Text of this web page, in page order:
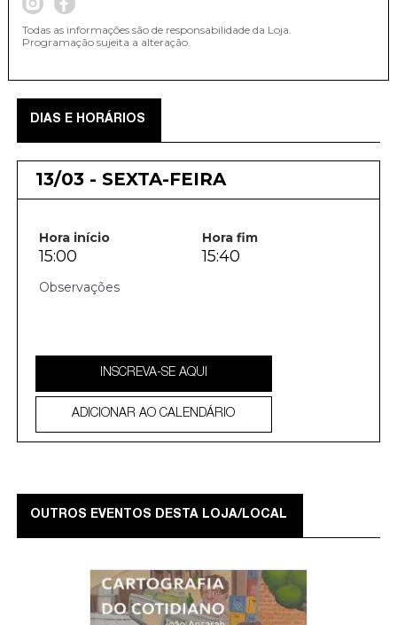
Todas as informações são de responsabilidade da Loja.
Programação sujeita a alteração.
DIAS E HORÁRIOS
13/03 - SEXTA-FEIRA
Hora início Hora fim
15:00 15:40
INSCREVA-SE AQUI
ADICIONAR AO CALENDÁRIO
OUTROS EVENTOS DESTA LOJA/LOCAL